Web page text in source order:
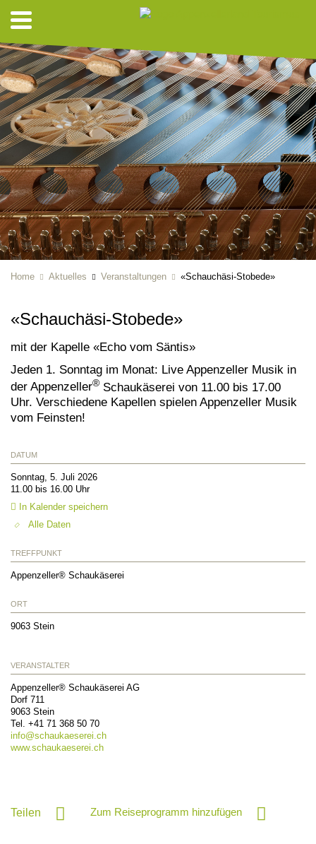
Home Aktuelles Veranstaltungen «Schauchäsi-Stobede»
«Schauchäsi-Stobede»
mit der Kapelle «Echo vom Säntis»
Jeden 1. Sonntag im Monat: Live Appenzeller Musik in
der Appenzeller® Schaukäserei von 11.00 bis 17.00
Uhr. Verschiedene Kapellen spielen Appenzeller Musik
vom Feinsten!
DATUM
Sonntag, 5. Juli 2026
11.00 bis 16.00 Uhr
In Kalender speichern
Alle Daten
TREFFPUNKT
Appenzeller® Schaukäserei
ORT
9063 Stein
VERANSTALTER
Appenzeller® Schaukäserei AG
Dorf 711
9063 Stein
Tel. +41 71 368 50 70
info@schaukaeserei.ch
www.schaukaeserei.ch
Teilen Zum Reiseprogramm hinzufügen